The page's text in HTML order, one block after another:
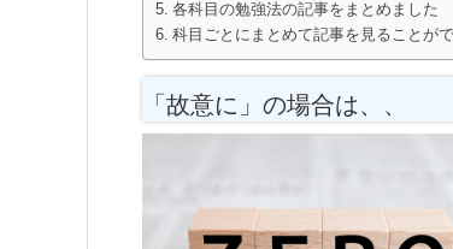
各科目の勉強法の記事をまとめました
科目ごとにまとめて記事を見ることがで
「故意に」の場合は、、